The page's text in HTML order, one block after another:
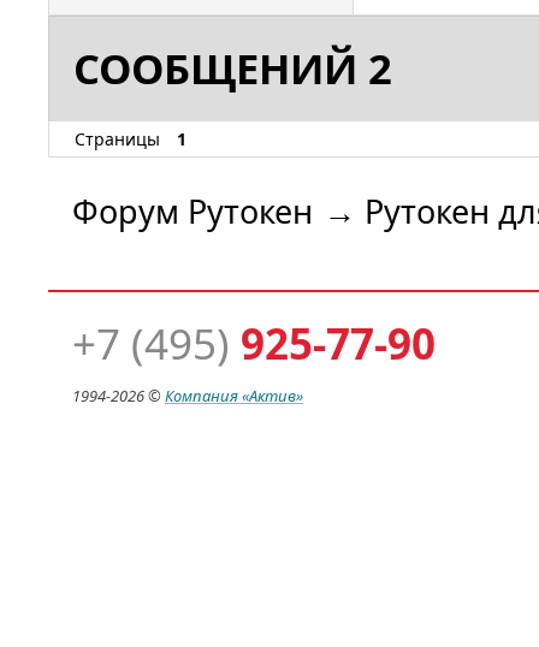
СООБЩЕНИЙ 2
Страницы 1
Форум Рутокен → Рутокен
+7 (495) 925-77-90
1994-2026 ©Компания«Актив»